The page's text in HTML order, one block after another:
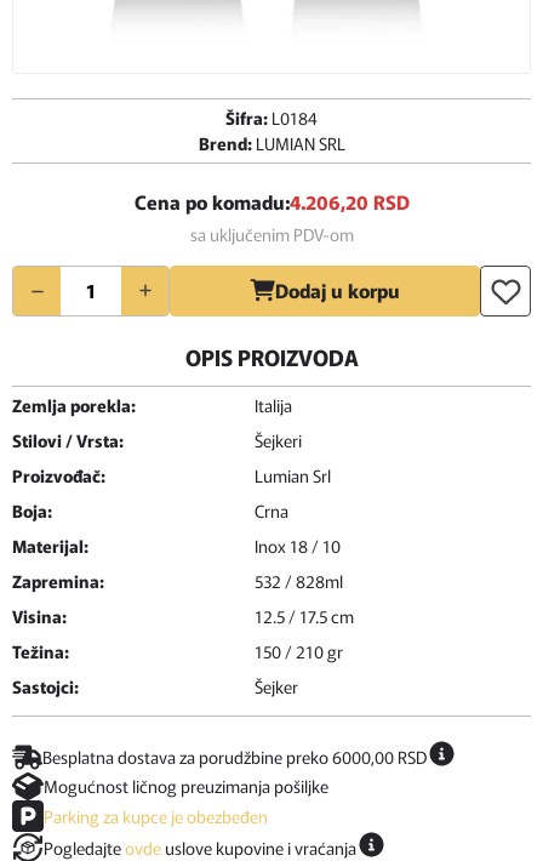
Šifra: L0184
Brend: LUMIAN SRL
Cena po komadu:4.206,20 RSD
sa uključenim PDV-om
Količina Dodaj u korpu
OPIS PROIZVODA
Zemlja porekla:
Italija
Stilovi / Vrsta:
Šejkeri
Proizvođač:
Lumian Srl
Boja:
Crna
Materijal:
Inox 18 / 10
Zapremina:
532 / 828ml
Visina:
12.5 / 17.5 cm
Težina:
150 / 210 gr
Sastojci:
Šejker
Besplatna dostava za porudžbine preko 6000,00 RSD
Mogućnost ličnog preuzimanja pošiljke
Parking za kupce je obezbeđen
Pogledajteovde uslove kupovine i vraćanja